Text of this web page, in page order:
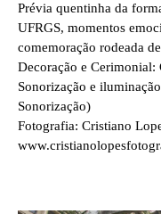
Prévia quentinha da
UFRGS, momentos
comemoração rodeada
Decoração e Cerimonial:
Sonorização e
Sonorização)
Fotografia: Cristiano